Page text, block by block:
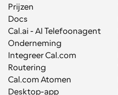
Prijzen
Docs
Cal.ai - AI Telefoonagent
Onderneming
Integreer Cal.com
Routering
Cal.com Atomen
Desktop-app